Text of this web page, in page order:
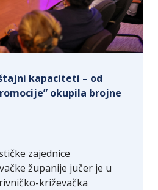
kapaciteti – od
okupila brojne
zajednice
županije jučer je u
križevačka